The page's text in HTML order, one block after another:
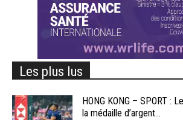
Les plus lus
HONG KONG – SPORT :
la médaille d’argent...